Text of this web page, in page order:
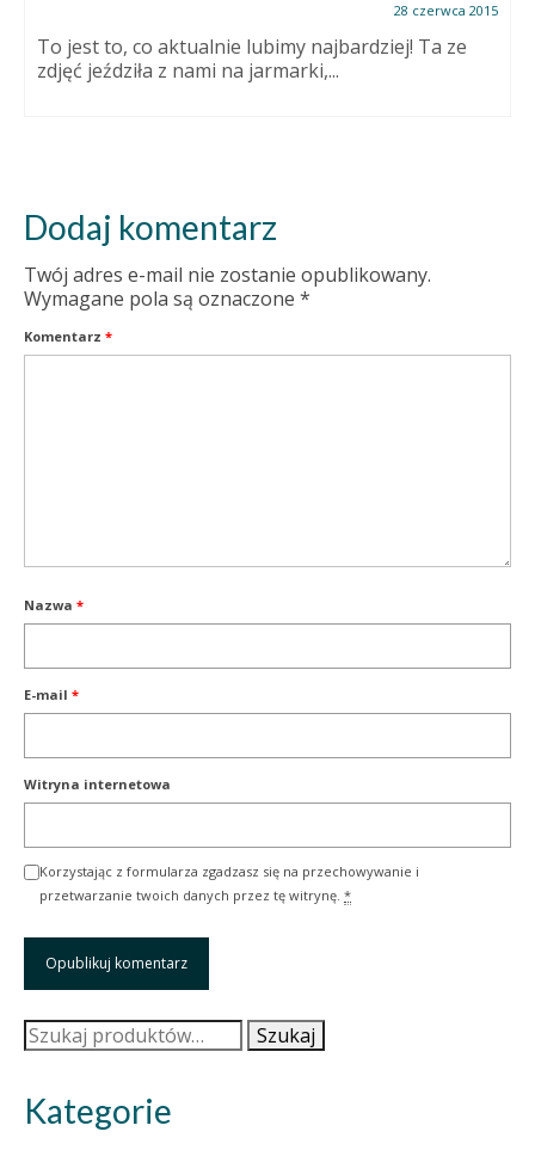
28 czerwca 2015
To jest to, co aktualnie lubimy najbardziej! Ta ze
zdjęć jeździła z nami na jarmarki,...
Dodaj komentarz
Twój adres e-mail nie zostanie opublikowany.
Wymagane pola są oznaczone *
Komentarz *
Nazwa *
E-mail *
Witryna internetowa
Korzystając z formularza zgadzasz się na przechowywanie i
przetwarzanie twoich danych przez tę witrynę. *
Szukaj: Szukaj
Kategorie